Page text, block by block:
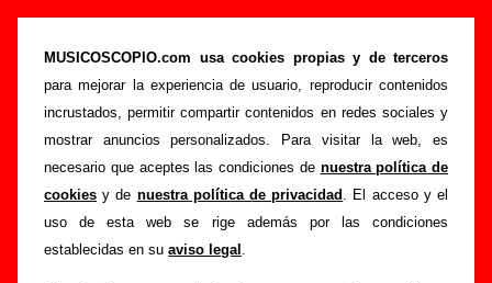
MUSICOSCOPIO.com usa cookies propias y de terceros
para mejorar la experiencia de usuario, reproducir contenidos
incrustados, permitir compartir contenidos en redes sociales y
mostrar anuncios personalizados. Para visitar la web, es
necesario que aceptes las condiciones de nuestra política de
cookies y de nuestra política de privacidad . El acceso y el
uso de esta web se rige además por las condiciones
establecidas en su aviso legal .
“Todo para ti” (LP de vinilo de 12’’, 1988) -
Agentes Secretos
Portada >Agentes Secretos >Discografía >Todo para ti
Esta página pretende recopilar todo tipo de información
sobre eldisco “Todo para ti”, interpretado porAgentes
Secretos. Además del listado de canciones incluidas en el
disco, también se mostrarán en esta página otros tipos de
información a medida que estén disponibles: los datos